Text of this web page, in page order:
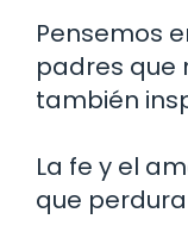
Pensemos
padres que
también
La fe y el
que